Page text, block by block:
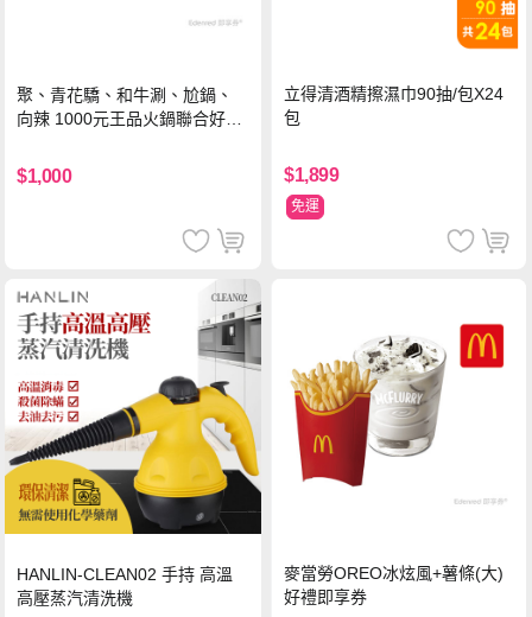
聚、青花驕、和牛涮、尬鍋、
向辣 1000元王品火鍋聯合好禮
$1,000
立得清酒精擦濕巾90抽/包X24
包
$1,899
免運
HANLIN-CLEAN02 手持 高溫
高壓蒸汽清洗機
麥當勞OREO冰炫風+薯條(大)
好禮即享券